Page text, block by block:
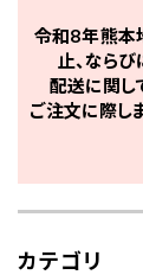
令和8年熊本
止、なら
配送に関し
ご注文に際し
カテゴリ